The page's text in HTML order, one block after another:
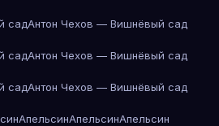
садАнтон Чехов — Вишнёвый сад
садАнтон Чехов — Вишнёвый сад
садАнтон Чехов — Вишнёвый сад
АпельсинАпельсинАпельсин